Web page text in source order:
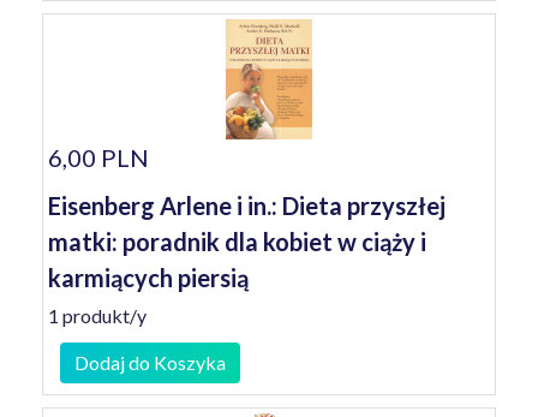
6,00 PLN
Eisenberg Arlene i in.: Dieta przyszłej
matki: poradnik dla kobiet w ciąży i
karmiących piersią
1 produkt/y
Dodaj do Koszyka